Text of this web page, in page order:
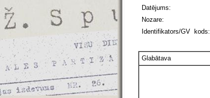
Datējums:
Nozare:
Identifikators/GV kods:
Glabātava